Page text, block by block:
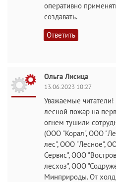
оперативно
создавать.
Ответить
Ольга Лисица
13.06.2023 10:27
Уважаемые
лесной пожар на
огнем тушили
(ООО "Корал", ООО
лес", ООО "Лесное",
Сервис", ООО
лесхоз", ООО
Минприроды. От